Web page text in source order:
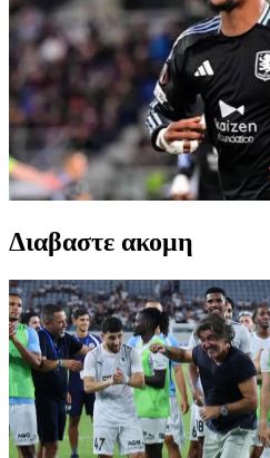
Διαβαστε ακομη